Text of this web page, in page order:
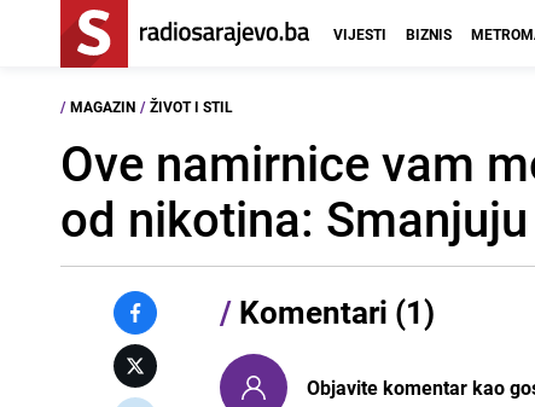
VIJESTI BIZNIS
/ MAGAZIN / ŽIVOT I STIL
Ove namirnice vam
od nikotina:
/ Komentari (1)
Objavite komentar kao